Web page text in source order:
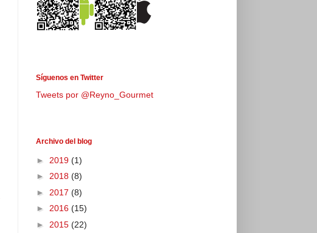
Síguenos en Twitter
Tweets por @Reyno_Gourmet
Archivo del blog
► 2019 (1)
► 2018 (8)
► 2017 (8)
► 2016 (15)
► 2015 (22)